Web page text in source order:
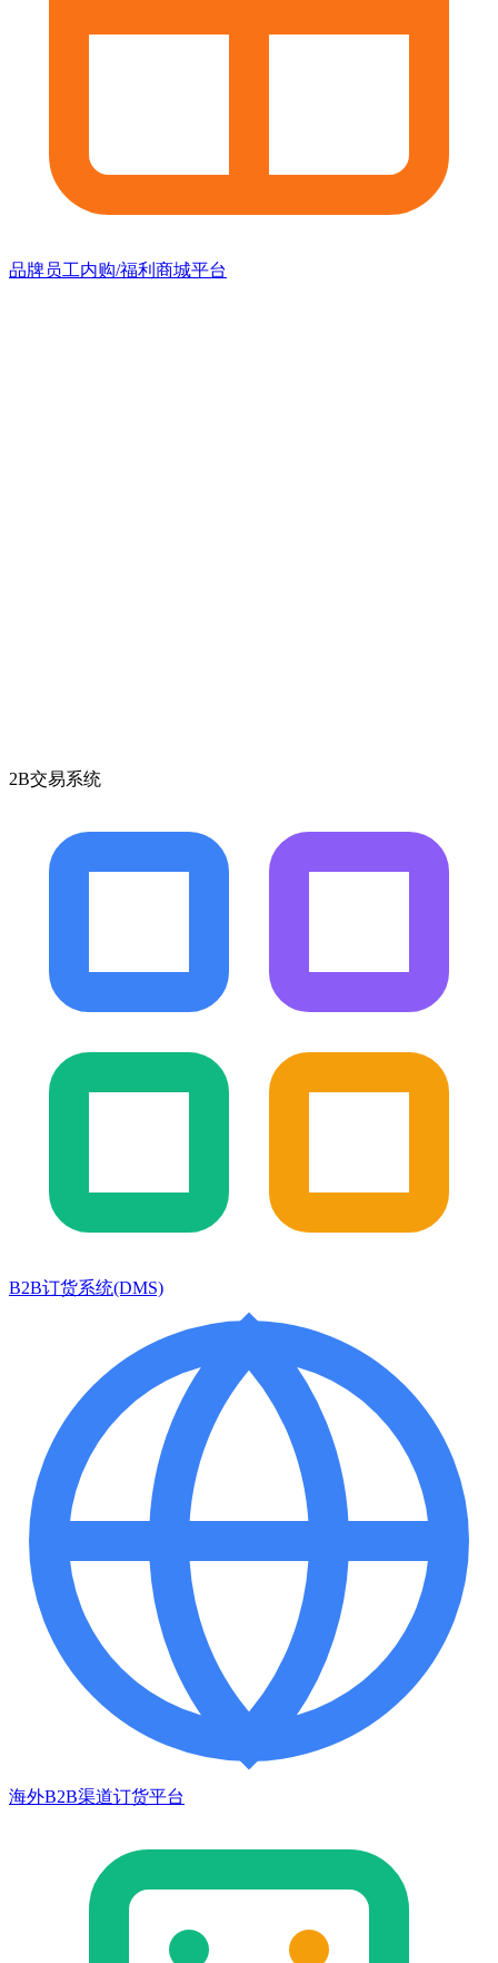
品牌员工内购/福利商城平台
2B交易系统
B2B订货系统(DMS)
海外B2B渠道订货平台